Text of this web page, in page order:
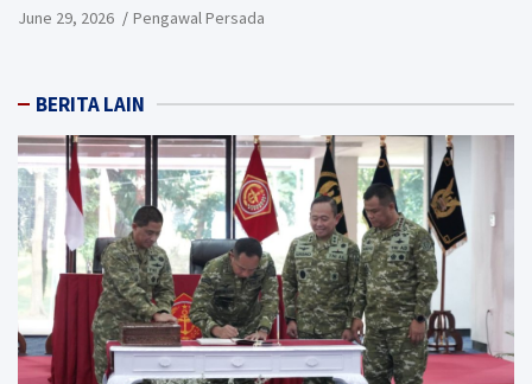
June 29, 2026 Pengawal Persada
BERITA LAIN